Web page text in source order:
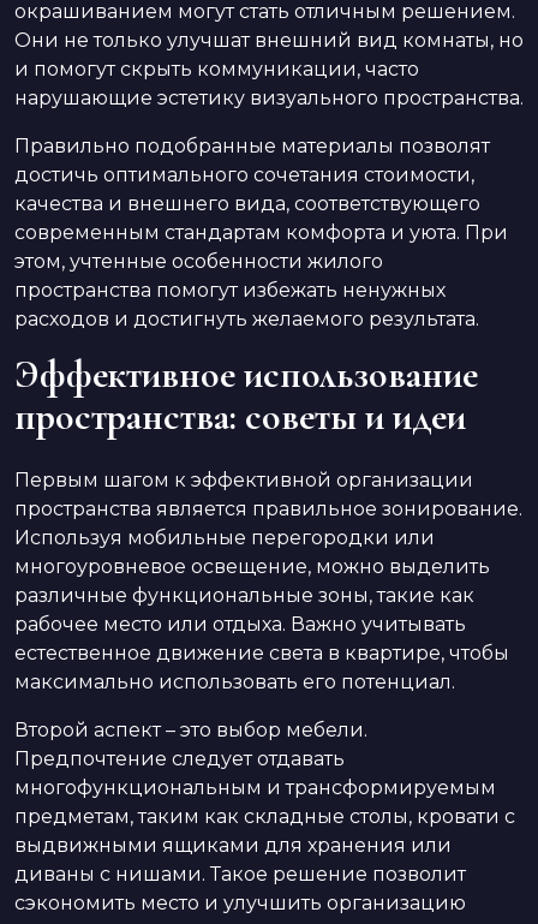
окрашиванием могут стать отличным решением.
Они не только улучшат внешний вид комнаты, но
и помогут скрыть коммуникации, часто
нарушающие эстетику визуального пространства.
Правильно подобранные материалы позволят
достичь оптимального сочетания стоимости,
качества и внешнего вида, соответствующего
современным стандартам комфорта и уюта. При
этом, учтенные особенности жилого
пространства помогут избежать ненужных
расходов и достигнуть желаемого результата.
Эффективное использование
пространства: советы и идеи
Первым шагом к эффективной организации
пространства является правильное зонирование.
Используя мобильные перегородки или
многоуровневое освещение, можно выделить
различные функциональные зоны, такие как
рабочее место или отдыха. Важно учитывать
естественное движение света в квартире, чтобы
максимально использовать его потенциал.
Второй аспект – это выбор мебели.
Предпочтение следует отдавать
многофункциональным и трансформируемым
предметам, таким как складные столы, кровати с
выдвижными ящиками для хранения или
диваны с нишами. Такое решение позволит
сэкономить место и улучшить организацию